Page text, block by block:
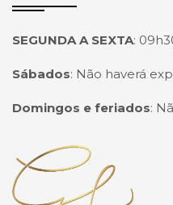
SEGUNDA A SEXTA:
Sábados: Não haverá
Domingos e feriados:
Página inicial